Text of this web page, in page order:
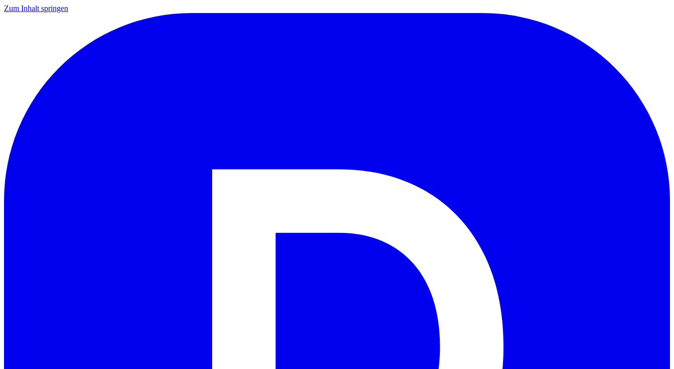
Zum Inhalt springen